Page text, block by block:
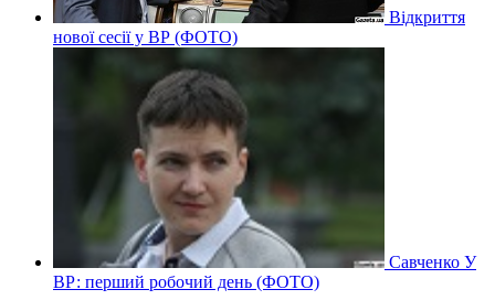
Відкриття
нової сесії у ВР (ФОТО)
Савченко У
ВР: перший робочий день (ФОТО)